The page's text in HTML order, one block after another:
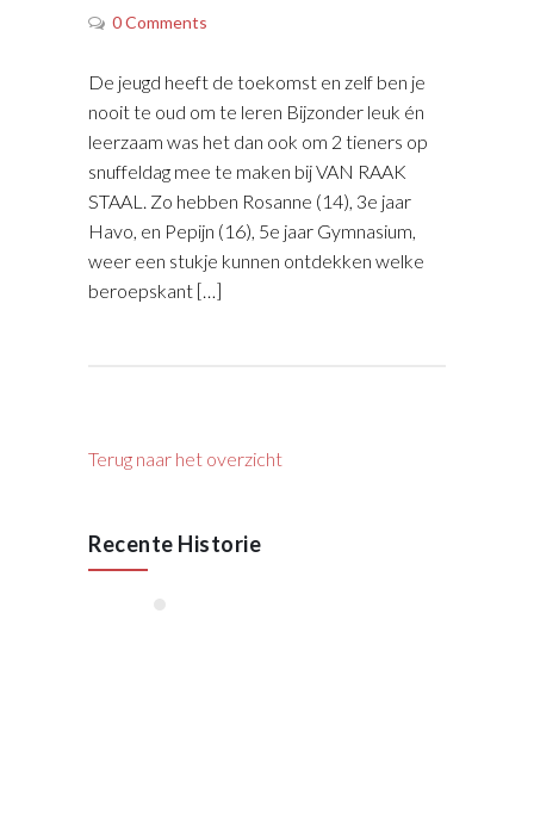
0 Comments
De jeugd heeft de toekomst en zelf ben je
nooit te oud om te leren Bijzonder leuk én
leerzaam was het dan ook om 2 tieners op
snuffeldag mee te maken bij VAN RAAK
STAAL. Zo hebben Rosanne (14), 3e jaar
Havo, en Pepijn (16), 5e jaar Gymnasium,
weer een stukje kunnen ontdekken welke
beroepskant […]
Terug naar het overzicht
Recente Historie